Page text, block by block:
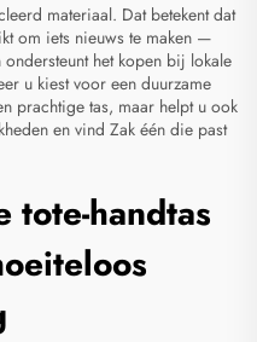
materiaal. Dat betekent dat
om iets nieuws te maken —
het kopen bij lokale
u kiest voor een duurzame
prachtige tas, maar helpt u ook
en vind Zak één die past
tote-handtas